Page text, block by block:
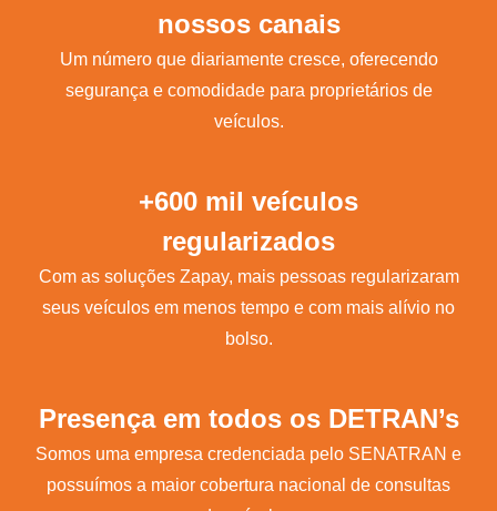
nossos canais
Um número que diariamente cresce, oferecendo
segurança e comodidade para proprietários de
veículos.
+600 mil veículos
regularizados
Com as soluções Zapay, mais pessoas regularizaram
seus veículos em menos tempo e com mais alívio no
bolso.
Presença em todos os DETRAN’s
Somos uma empresa credenciada pelo SENATRAN e
possuímos a maior cobertura nacional de consultas